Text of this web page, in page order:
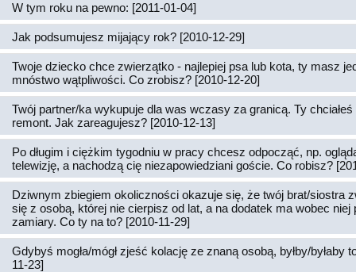
W tym roku na pewno: [2011-01-04]
Jak podsumujesz mijający rok? [2010-12-29]
Twoje dziecko chce zwierzątko - najlepiej psa lub kota, ty masz
mnóstwo wątpliwości. Co zrobisz? [2010-12-20]
Twój partner/ka wykupuje dla was wczasy za granicą. Ty
remont. Jak zareagujesz? [2010-12-13]
Po długim i ciężkim tygodniu w pracy chcesz odpocząć, np.
telewizję, a nachodzą cię niezapowiedziani goście. Co robisz?
Dziwnym zbiegiem okoliczności okazuje się, że twój brat/siostra
się z osobą, której nie cierpisz od lat, a na dodatek ma wobec niej
zamiary. Co ty na to? [2010-11-29]
Gdybyś mogła/mógł zjeść kolację ze znaną osobą, byłby/byłaby
11-23]